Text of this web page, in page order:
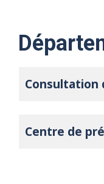
Consultation
Centre de